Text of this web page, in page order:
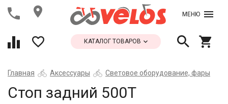
МЕНЮ
КАТАЛОГ ТОВАРОВ
Главная Аксессуары Световое оборудование, фары
Стоп задний 500Т